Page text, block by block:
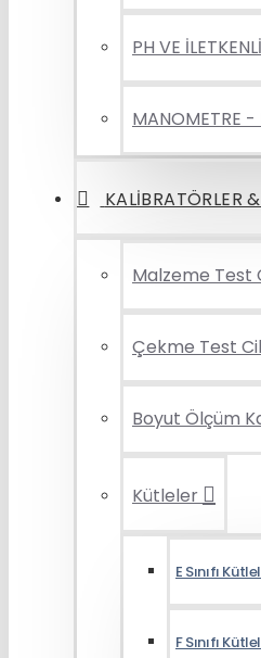
PH VE
MANOMETRE -
KALIBRATÖRLER
Malzeme Test
Çekme Test
Boyut Ölçüm
Kütleler
E Sınıfı
F Sınıfı